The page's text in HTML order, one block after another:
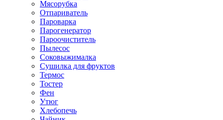
Мясорубка
Отпариватель
Пароварка
Парогенератор
Пароочиститель
Пылесос
Соковыжималка
Сушилка для фруктов
Термос
Тостер
Фен
Утюг
Хлебопечь